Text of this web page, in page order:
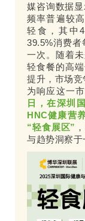
媒咨询数据
频率普遍较
轻食，其中
39.5%消费
一次。随着
轻食餐的高
提升，市场竞
为响应这一
日，在深圳
HNC健康营
“轻食展区”
与趋势洞察于